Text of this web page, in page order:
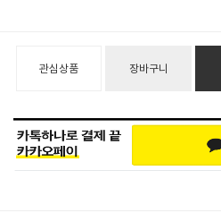
관심상품 장바구니